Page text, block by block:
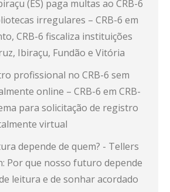
(ES) paga multas ao CRB-6
irregulares – CRB-6 em
CRB-6 fiscaliza instituições
Ibiraçu, Fundão e Vitória
profissional no CRB-6 sem
online – CRB-6 em CRB-
para solicitação de registro
virtual
depende de quem? - Tellers
Por que nosso futuro depende
leitura e de sonhar acordado